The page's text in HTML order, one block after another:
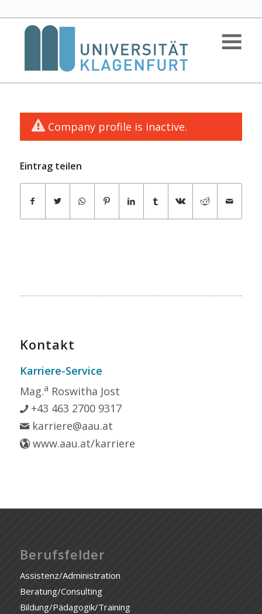
Company profile is inactive.
Eintrag teilen
Kontakt
Karriere-Service
Mag.a Roswitha Jost
+43 463 2700 9317
karriere@aau.at
www.aau.at/karriere
Berufsfelder
Assistenz/Administration
Beratung/Consulting
Bildung/Pädagogik/Training